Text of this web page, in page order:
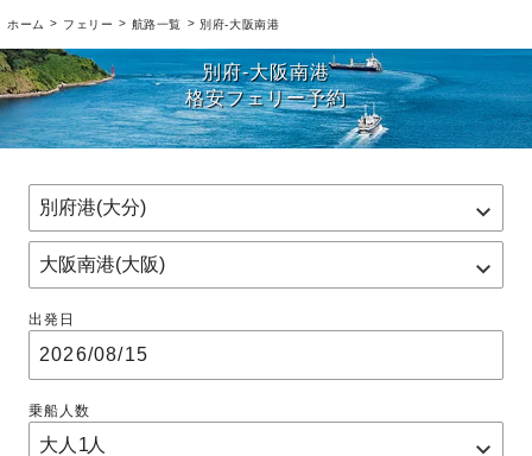
ホーム > フェリー > 航路一覧 > 別府-大阪南港
別府-大阪南港
格安フェリー予約
出発日
乗船人数